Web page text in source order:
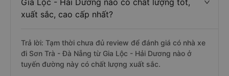
Gia Lộc - Hải Dương nào có chất lượng tốt,
xuất sắc, cao cấp nhất?
Trả lời: Tạm thời chưa đủ review để đánh giá có nhà xe
đi Sơn Trà - Đà Nẵng từ Gia Lộc - Hải Dương nào ở
tuyến đường này có chất lượng xuất sắc.